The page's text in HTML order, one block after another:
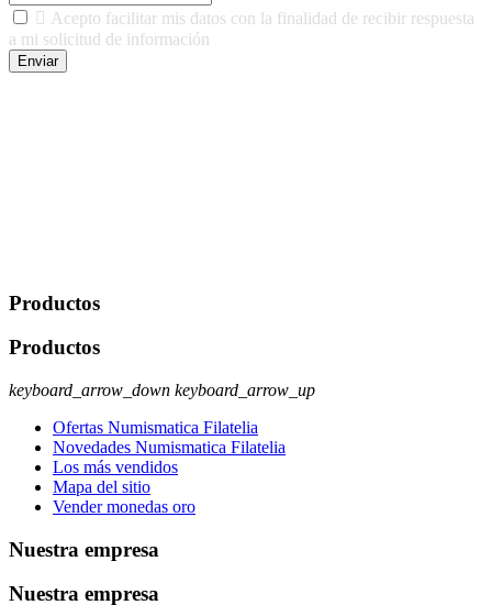
 Acepto facilitar mis datos con la finalidad de recibir respuesta
a mi solicitud de información
Enviar
Productos
Productos
keyboard_arrow_down keyboard_arrow_up
Ofertas Numismatica Filatelia
Novedades Numismatica Filatelia
Los más vendidos
Mapa del sitio
Vender monedas oro
Nuestra empresa
Nuestra empresa